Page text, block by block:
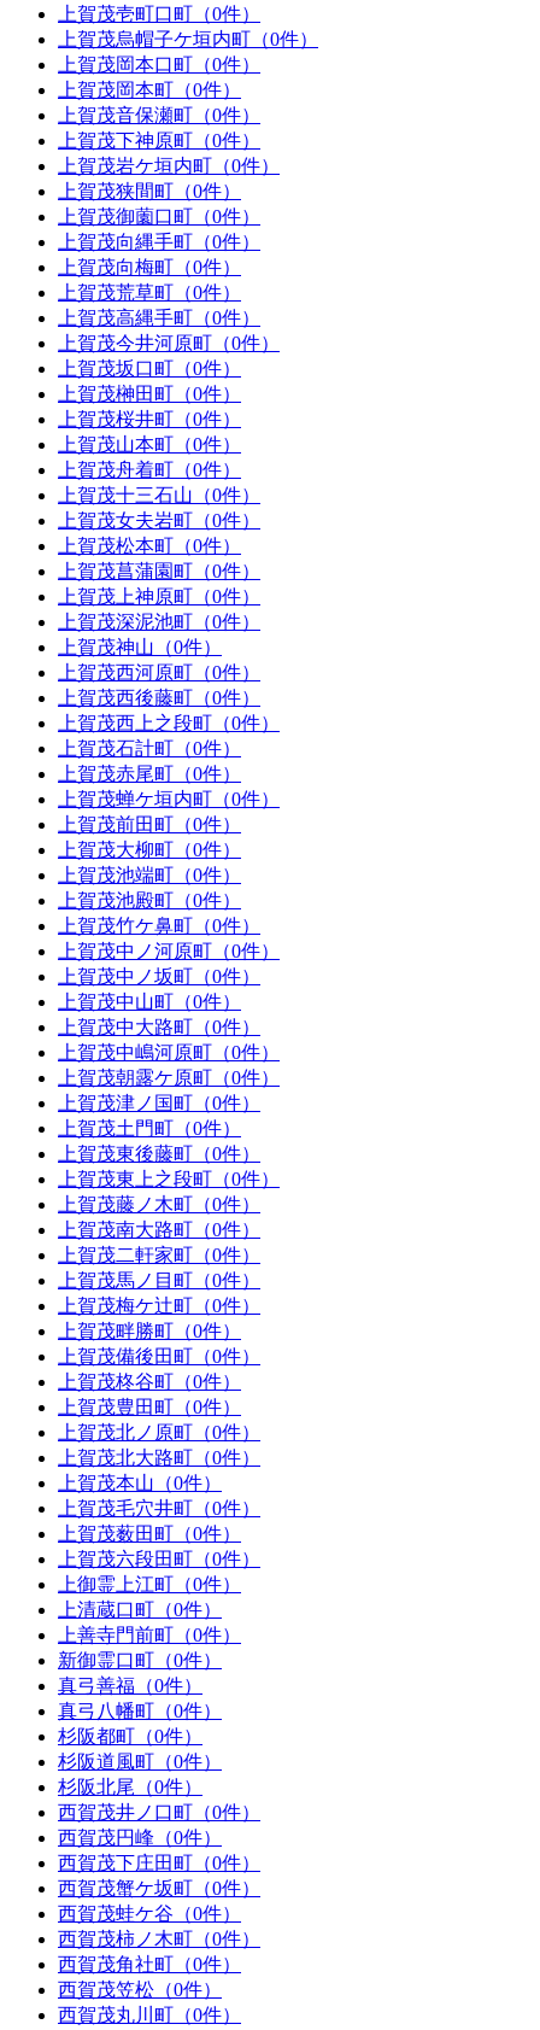
上賀茂壱町口町（0件）
上賀茂烏帽子ケ垣内町（0件）
上賀茂岡本口町（0件）
上賀茂岡本町（0件）
上賀茂音保瀬町（0件）
上賀茂下神原町（0件）
上賀茂岩ケ垣内町（0件）
上賀茂狭間町（0件）
上賀茂御薗口町（0件）
上賀茂向縄手町（0件）
上賀茂向梅町（0件）
上賀茂荒草町（0件）
上賀茂高縄手町（0件）
上賀茂今井河原町（0件）
上賀茂坂口町（0件）
上賀茂榊田町（0件）
上賀茂桜井町（0件）
上賀茂山本町（0件）
上賀茂舟着町（0件）
上賀茂十三石山（0件）
上賀茂女夫岩町（0件）
上賀茂松本町（0件）
上賀茂菖蒲園町（0件）
上賀茂上神原町（0件）
上賀茂深泥池町（0件）
上賀茂神山（0件）
上賀茂西河原町（0件）
上賀茂西後藤町（0件）
上賀茂西上之段町（0件）
上賀茂石計町（0件）
上賀茂赤尾町（0件）
上賀茂蝉ケ垣内町（0件）
上賀茂前田町（0件）
上賀茂大柳町（0件）
上賀茂池端町（0件）
上賀茂池殿町（0件）
上賀茂竹ケ鼻町（0件）
上賀茂中ノ河原町（0件）
上賀茂中ノ坂町（0件）
上賀茂中山町（0件）
上賀茂中大路町（0件）
上賀茂中嶋河原町（0件）
上賀茂朝露ケ原町（0件）
上賀茂津ノ国町（0件）
上賀茂土門町（0件）
上賀茂東後藤町（0件）
上賀茂東上之段町（0件）
上賀茂藤ノ木町（0件）
上賀茂南大路町（0件）
上賀茂二軒家町（0件）
上賀茂馬ノ目町（0件）
上賀茂梅ケ辻町（0件）
上賀茂畔勝町（0件）
上賀茂備後田町（0件）
上賀茂柊谷町（0件）
上賀茂豊田町（0件）
上賀茂北ノ原町（0件）
上賀茂北大路町（0件）
上賀茂本山（0件）
上賀茂毛穴井町（0件）
上賀茂薮田町（0件）
上賀茂六段田町（0件）
上御霊上江町（0件）
上清蔵口町（0件）
上善寺門前町（0件）
新御霊口町（0件）
真弓善福（0件）
真弓八幡町（0件）
杉阪都町（0件）
杉阪道風町（0件）
杉阪北尾（0件）
西賀茂井ノ口町（0件）
西賀茂円峰（0件）
西賀茂下庄田町（0件）
西賀茂蟹ケ坂町（0件）
西賀茂蛙ケ谷（0件）
西賀茂柿ノ木町（0件）
西賀茂角社町（0件）
西賀茂笠松（0件）
西賀茂丸川町（0件）